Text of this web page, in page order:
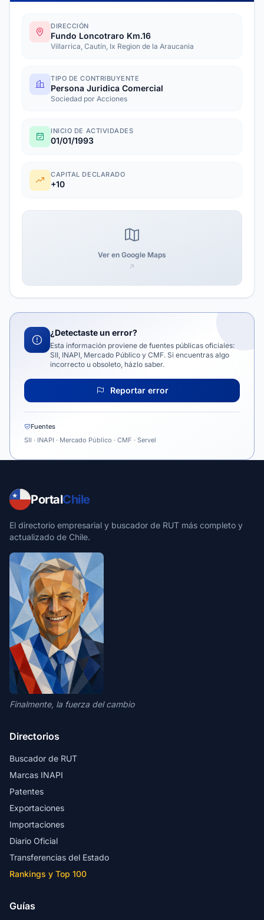
DIRECCIÓN
Fundo Loncotraro Km.16
Villarrica, Cautín, Ix Region de la Araucania
TIPO DE CONTRIBUYENTE
Persona Juridica Comercial
Sociedad por Acciones
INICIO DE ACTIVIDADES
01/01/1993
CAPITAL DECLARADO
+10
Ver en Google Maps
¿Detectaste un error?
Esta información proviene de fuentes públicas oficiales:
SII, INAPI, Mercado Público y CMF. Si encuentras algo
incorrecto u obsoleto, házlo saber.
Reportar error
Fuentes
SII · INAPI · Mercado Público · CMF · Servel
PortalChile
El directorio empresarial y buscador de RUT más completo y
actualizado de Chile.
Finalmente, la fuerza del cambio
Directorios
Buscador de RUT
Marcas INAPI
Patentes
Exportaciones
Importaciones
Diario Oficial
Transferencias del Estado
Rankings y Top 100
Guías